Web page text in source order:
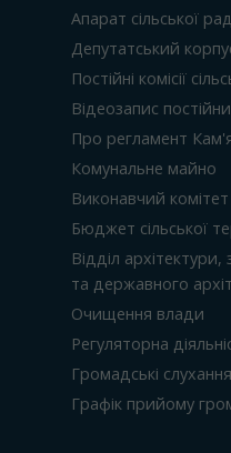
Апарат сільської
Депутатський
Постійні комісії
Відеозапис
Про регламент
Комунальне майно
Виконавчий комітет
Бюджет сільської
Відділ
та державного
Очищення влади
Регуляторна
Громадські слухання
Графік прийому